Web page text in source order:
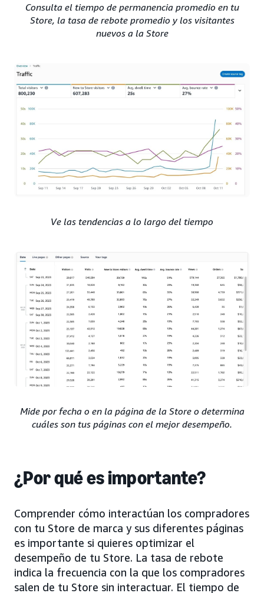
Consulta el tiempo de permanencia promedio en tu
Store, la tasa de rebote promedio y los visitantes
nuevos a la Store
Ve las tendencias a lo largo del tiempo
Mide por fecha o en la página de la Store o determina
cuáles son tus páginas con el mejor desempeño.
¿Por qué es importante?
Comprender cómo interactúan los compradores
con tu Store de marca y sus diferentes páginas
es importante si quieres optimizar el
desempeño de tu Store. La tasa de rebote
indica la frecuencia con la que los compradores
salen de tu Store sin interactuar. El tiempo de